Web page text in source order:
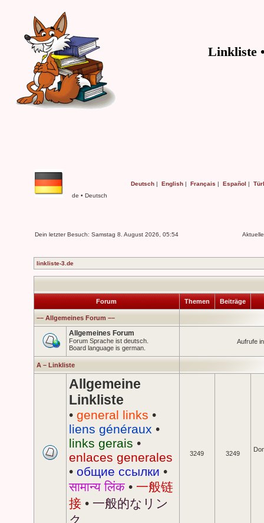
Linkliste
de • Deutsch
Deutsch | English | Français | Español |
Dein letzter Besuch: Samstag 8. August 2026, 05:54
linkliste-3.de
Forum Themen Beiträge
–– Allgemeines Forum ––
Allgemeines Forum
Forum Sprache ist deutsch.
Board language is german.
Aufrufe
A – Linkliste
Allgemeine
Linkliste
• general links •
liens généraux •
links gerais •
enlaces generales
• общие ссылки •
सामान्य लिंक • 一般链
接 • 一般的なリン
ク
3249 3249